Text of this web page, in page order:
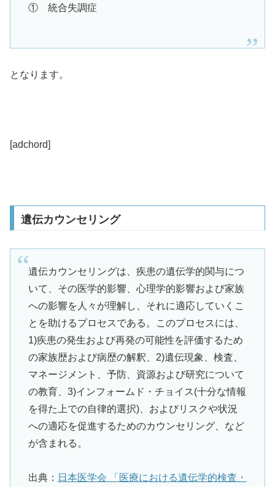
① 統合失調症
となります。
[adchord]
遺伝カウンセリング
遺伝カウンセリングは、疾患の遺伝学的関与につ
いて、その医学的影響、心理学的影響および家族
への影響を人々が理解し、それに適応していくこ
とを助けるプロセスである。このプロセスには、
1)疾患の発生および再発の可能性を評価するため
の家族歴および病歴の解釈、2)遺伝現象、検査、
マネージメント、予防、資源および研究について
の教育、3)インフォームド・チョイス(十分な情報
を得た上での自律的選択)、およびリスクや状況
への適応を促進するためのカウンセリング、など
が含まれる。
出典： 日本医学会 「医療における遺伝学的検査・